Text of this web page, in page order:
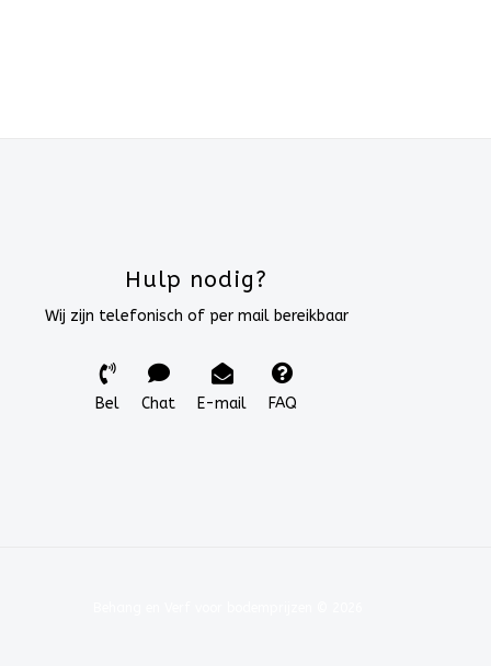
Hulp nodig?
Wij zijn telefonisch of per mail bereikbaar
Bel Chat E-mail FAQ